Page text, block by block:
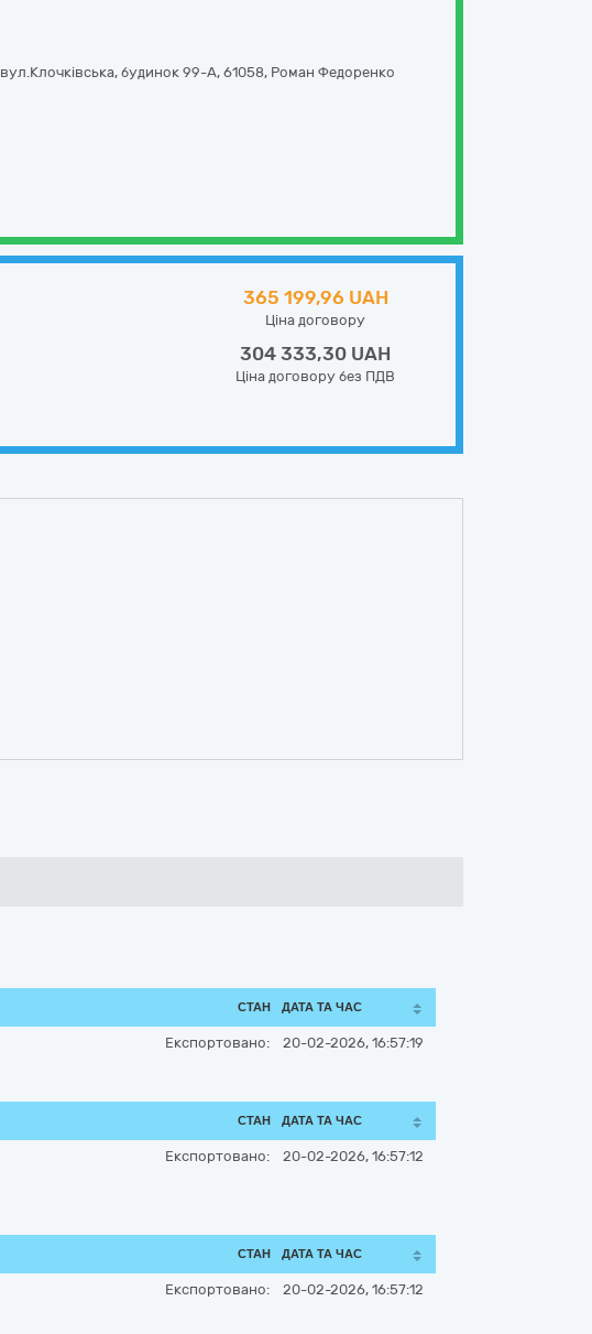
вул.Клочківська, будинок 99-А, 61058, Роман Федоренко
365 199,96 UAH
Ціна договору
304 333,30 UAH
Ціна договору без ПДВ
СТАН ДАТА ТА ЧАС
Експортовано: 20-02-2026, 16:57:19
СТАН ДАТА ТА ЧАС
Експортовано: 20-02-2026, 16:57:12
СТАН ДАТА ТА ЧАС
Експортовано: 20-02-2026, 16:57:12